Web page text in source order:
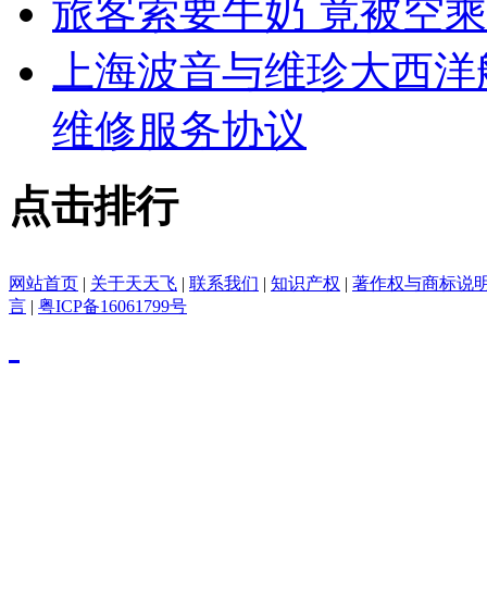
旅客索要牛奶 竟被空
上海波音与维珍大西
维修服务协议
点击排行
网站首页 | 关于天天飞 | 联系我们 | 知识产权 | 著作权与商标说
言 | 粤ICP备16061799号